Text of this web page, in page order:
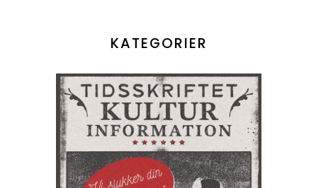
KATEGORIER